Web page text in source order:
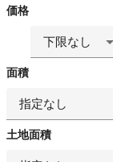
価格
下限なし
面積
指定なし
土地面積